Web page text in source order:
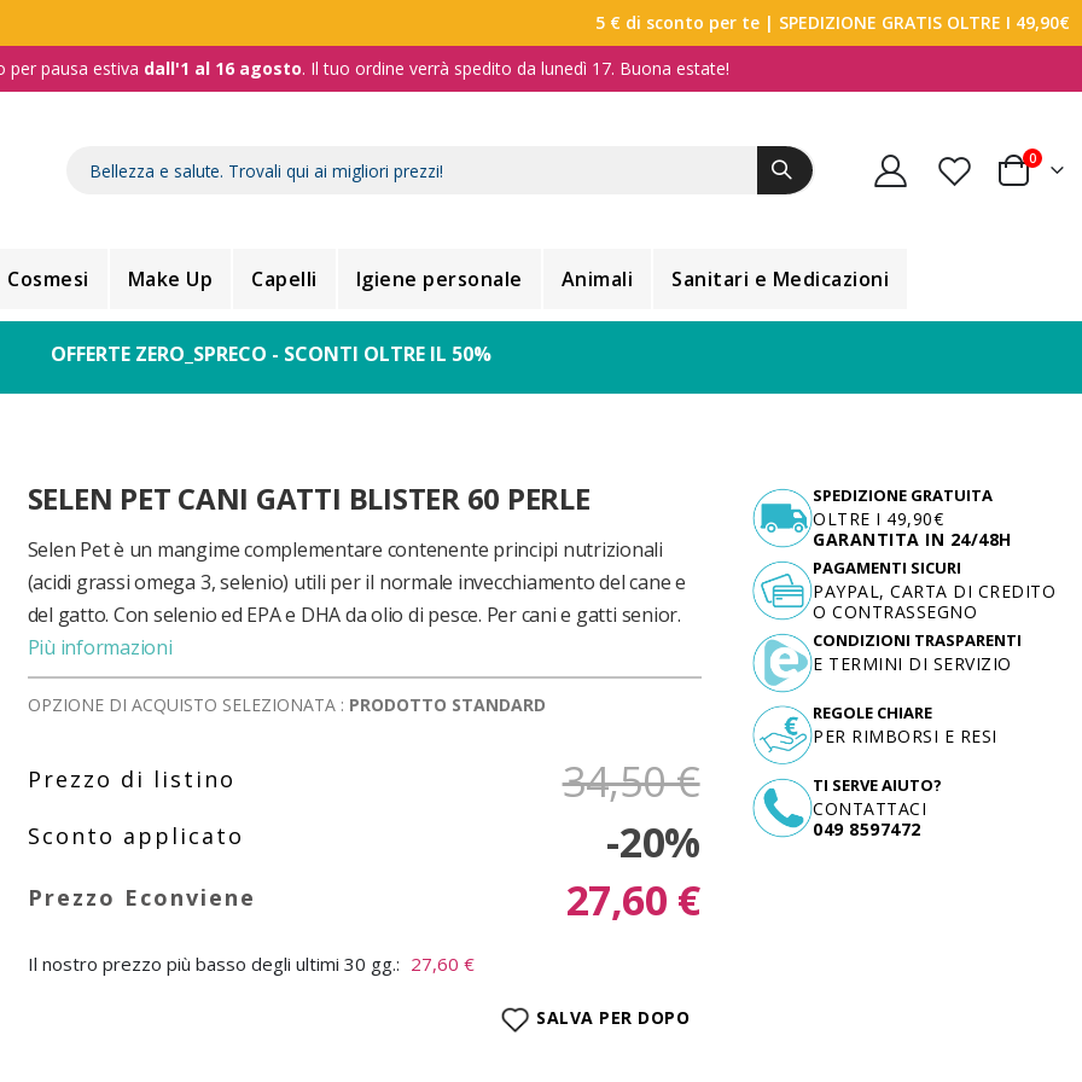
5 € di sconto per te | SPEDIZIONE GRATIS OLTRE I 49,90€
per pausa estiva dall'1 al 16 agosto. Il tuo ordine verrà spedito da lunedì 17. Buona estate!
Carrello
0
Cosmesi Make Up Capelli Igiene personale Animali Sanitari e Medicazioni
OFFERTE ZERO_SPRECO - SCONTI OLTRE IL 50%
SELEN PET CANI GATTI BLISTER 60 PERLE
Selen Pet è un mangime complementare contenente principi nutrizionali
(acidi grassi omega 3, selenio) utili per il normale invecchiamento del cane e
del gatto. Con selenio ed EPA e DHA da olio di pesce. Per cani e gatti senior.
Più informazioni
OPZIONE DI ACQUISTO SELEZIONATA : PRODOTTO STANDARD
34,50 €
-20%
27,60 €
Il nostro prezzo più basso degli ultimi 30 gg.: 27,60 €
SALVA PER DOPO
SPEDIZIONE GRATUITA
OLTRE I 49,90€
GARANTITA IN 24/48H
TI SERVE AIUTO?
CONTATTACI
049 8597472
PAGAMENTI SICURI
PAYPAL, CARTA DI CREDITO
O CONTRASSEGNO
CONDIZIONI TRASPARENTI
E TERMINI DI SERVIZIO
REGOLE CHIARE
PER RIMBORSI E RESI